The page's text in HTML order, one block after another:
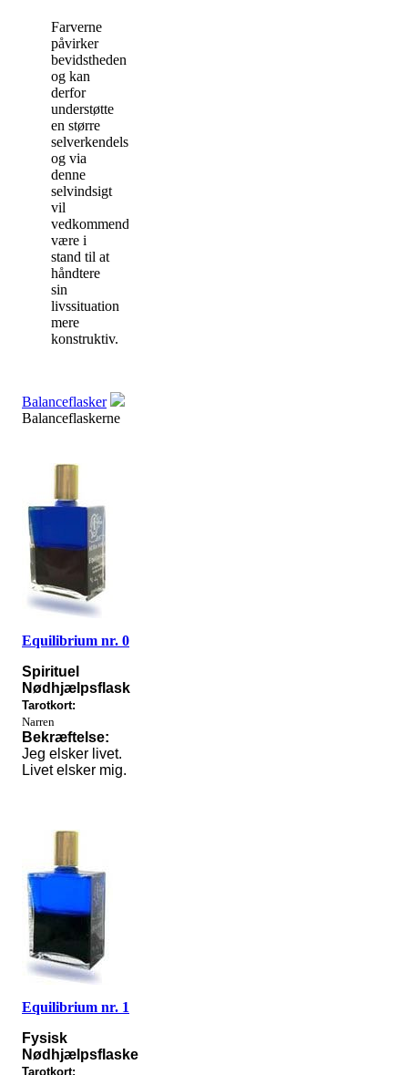
Farverne
påvirker
bevidstheden
og kan
derfor
understøtte
en større
selverkendelse,
og via
denne
selvindsigt
vil
vedkommende
være i
stand til at
håndtere
sin
livssituation
mere
konstruktiv.
Balanceflasker
Balanceflaskerne
Equilibrium nr. 0
Spirituel
Nødhjælpsflask
Tarotkort:
Narren
Bekræftelse:
Jeg elsker livet.
Livet elsker mig.
Equilibrium nr. 1
Fysisk
Nødhjælpsflaske
Tarotkort: